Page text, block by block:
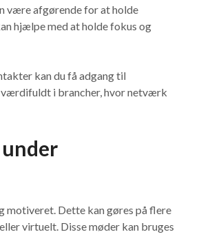
være afgørende for at holde
hjælpe med at holde fokus og
kan du få adgang til
i brancher, hvor netværk
motiveret. Dette kan gøres på flere
virtuelt. Disse møder kan bruges